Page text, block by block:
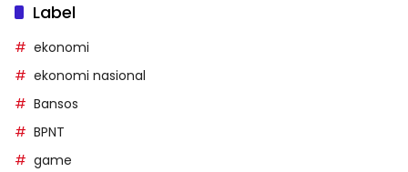
Label
ekonomi
ekonomi nasional
Bansos
BPNT
game